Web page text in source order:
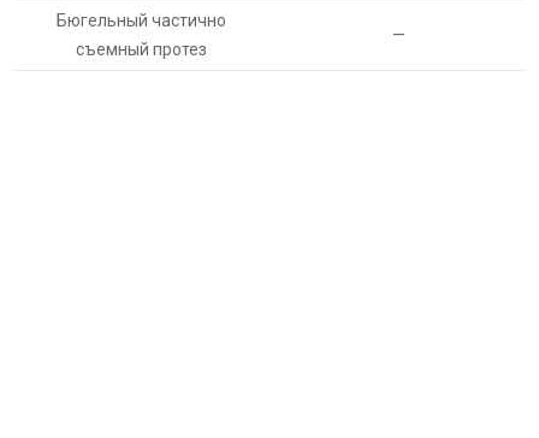
Бюгельный частично
съемный протез
—